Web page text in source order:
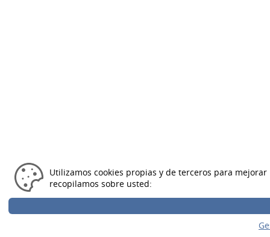
Utilizamos cookies propias y de terceros para
recopilamos sobre usted: